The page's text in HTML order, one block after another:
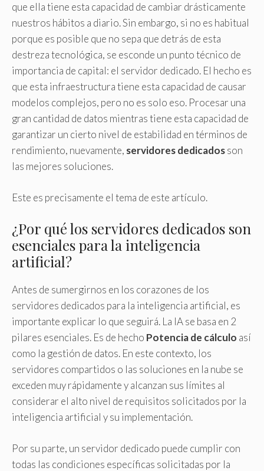
que ella tiene esta capacidad de cambiar drásticamente
nuestros hábitos a diario. Sin embargo, si no es habitual
porque es posible que no sepa que detrás de esta
destreza tecnológica, se esconde un punto técnico de
importancia de capital: el servidor dedicado. El hecho es
que esta infraestructura tiene esta capacidad de causar
modelos complejos, pero no es solo eso. Procesar una
gran cantidad de datos mientras tiene esta capacidad de
garantizar un cierto nivel de estabilidad en términos de
rendimiento, nuevamente, servidores dedicadosson
las mejores soluciones.
Este es precisamente el tema de este artículo.
¿Por qué los servidores dedicados son
esenciales para la inteligencia
artificial?
Antes de sumergirnos en los corazones de los
servidores dedicados para la inteligencia artificial, es
importante explicar lo que seguirá. La IA se basa en 2
pilares esenciales. Es de hecho Potencia de cálculo así
como la gestión de datos. En este contexto, los
servidores compartidos o las soluciones en la nube se
exceden muy rápidamente y alcanzan sus límites al
considerar el alto nivel de requisitos solicitados por la
inteligencia artificial y su implementación.
Por su parte, un servidor dedicado puede cumplir con
todas las condiciones específicas solicitadas por la